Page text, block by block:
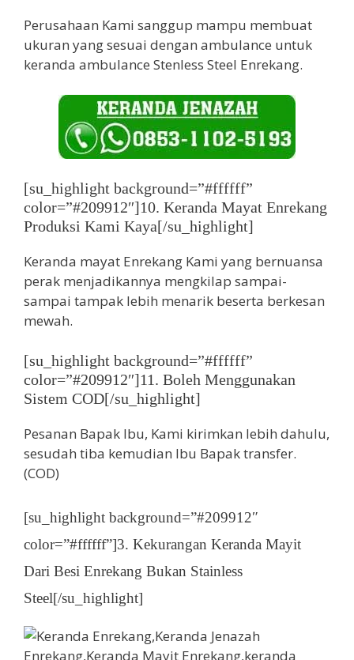
Perusahaan Kami sanggup mampu membuat
ukuran yang sesuai dengan ambulance untuk
keranda ambulance Stenless Steel Enrekang.
[su_highlight background=”#ffffff”
color=”#209912″]10. Keranda Mayat Enrekang
Produksi Kami Kaya[/su_highlight]
Keranda mayat Enrekang Kami yang bernuansa
perak menjadikannya mengkilap sampai-
sampai tampak lebih menarik beserta berkesan
mewah.
[su_highlight background=”#ffffff”
color=”#209912″]11. Boleh Menggunakan
Sistem COD[/su_highlight]
Pesanan Bapak Ibu, Kami kirimkan lebih dahulu,
sesudah tiba kemudian Ibu Bapak transfer.
(COD)
[su_highlight background=”#209912″
color=”#ffffff”]3. Kekurangan Keranda Mayit
Dari Besi Enrekang Bukan Stainless
Steel[/su_highlight]